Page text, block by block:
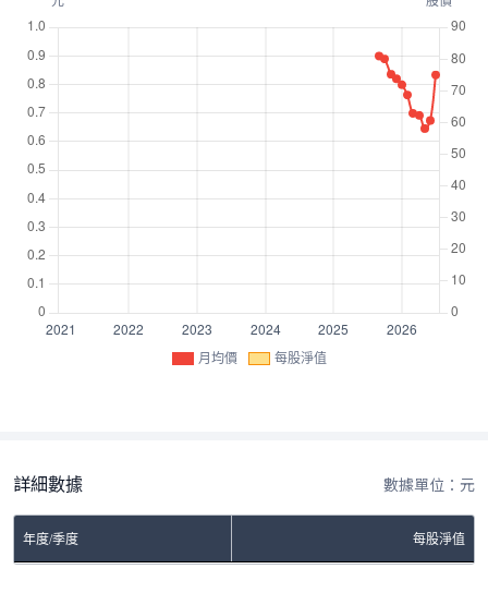
月均價 每股淨值
詳細數據 數據單位：元
年度/季度 每股淨值